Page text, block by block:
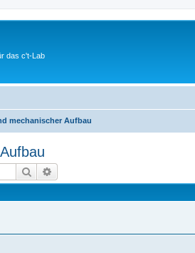
das c't-Lab
mechanischer Aufbau
Suche